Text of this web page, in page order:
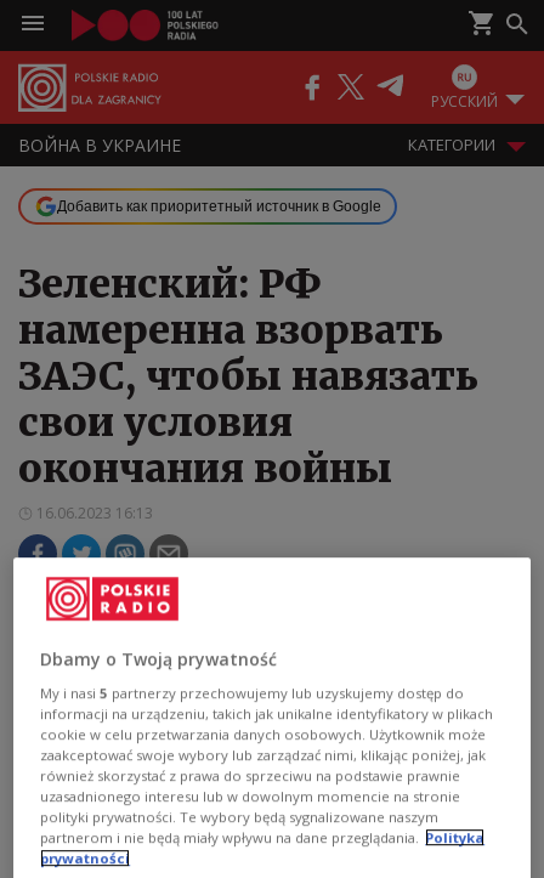
РУССКИЙ
ВОЙНА В УКРАИНЕ КАТЕГОРИИ
Добавить как приоритетный источник в Google
Зеленский: РФ
намеренна взорвать
ЗАЭС, чтобы навязать
свои условия
окончания войны
16.06.2023 16:13
По состоянию на 14 июня 2023 года
все более опасной. По указанию Москвы на
станции нет автоматического мониторинга
уровня радиации.
Dbamy o Twoją prywatność
My i nasi5 partnerzy przechowujemy lub uzyskujemy dostęp do
informacji na urządzeniu, takich jak unikalne identyfikatory w plikach
cookie w celu przetwarzania danych osobowych. Użytkownik może
zaakceptować swoje wybory lub zarządzać nimi, klikając poniżej, jak
również skorzystać z prawa do sprzeciwu na podstawie prawnie
uzasadnionego interesu lub w dowolnym momencie na stronie
polityki prywatności. Te wybory będą sygnalizowane naszym
partnerom i nie będą miały wpływu na dane przeglądania.
Polityka
prywatności